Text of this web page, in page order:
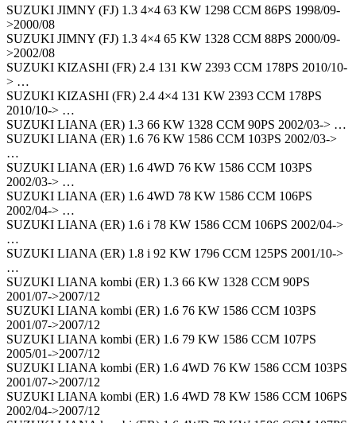
SUZUKI JIMNY (FJ) 1.3 4×4 63 KW 1298 CCM 86PS 1998/09-
>2000/08
SUZUKI JIMNY (FJ) 1.3 4×4 65 KW 1328 CCM 88PS 2000/09-
>2002/08
SUZUKI KIZASHI (FR) 2.4 131 KW 2393 CCM 178PS 2010/10-
> …
SUZUKI KIZASHI (FR) 2.4 4×4 131 KW 2393 CCM 178PS
2010/10-> …
SUZUKI LIANA (ER) 1.3 66 KW 1328 CCM 90PS 2002/03-> …
SUZUKI LIANA (ER) 1.6 76 KW 1586 CCM 103PS 2002/03->
…
SUZUKI LIANA (ER) 1.6 4WD 76 KW 1586 CCM 103PS
2002/03-> …
SUZUKI LIANA (ER) 1.6 4WD 78 KW 1586 CCM 106PS
2002/04-> …
SUZUKI LIANA (ER) 1.6 i 78 KW 1586 CCM 106PS 2002/04->
…
SUZUKI LIANA (ER) 1.8 i 92 KW 1796 CCM 125PS 2001/10->
…
SUZUKI LIANA kombi (ER) 1.3 66 KW 1328 CCM 90PS
2001/07->2007/12
SUZUKI LIANA kombi (ER) 1.6 76 KW 1586 CCM 103PS
2001/07->2007/12
SUZUKI LIANA kombi (ER) 1.6 79 KW 1586 CCM 107PS
2005/01->2007/12
SUZUKI LIANA kombi (ER) 1.6 4WD 76 KW 1586 CCM 103PS
2001/07->2007/12
SUZUKI LIANA kombi (ER) 1.6 4WD 78 KW 1586 CCM 106PS
2002/04->2007/12